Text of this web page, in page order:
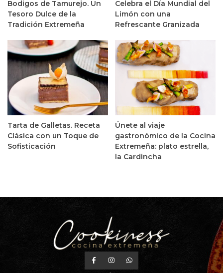
Bodigos de Tamurejo. Un
Tesoro Dulce de la
Tradición Extremeña
Celebra el Día Mundial del
Limón con una
Refrescante Granizada
Tarta de Galletas. Receta
Clásica con un Toque de
Sofisticación
Únete al viaje
gastronómico de la Cocina
Extremeña: plato estrella,
la Cardincha